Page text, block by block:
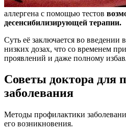
аллергена с помощью тестов
десенсибилизирующей терапии.
Суть её заключается во введении
низких дозах, что со временем
проявлений и даже полному
Советы доктора для
заболевания
Методы профилактики
его возникновения.